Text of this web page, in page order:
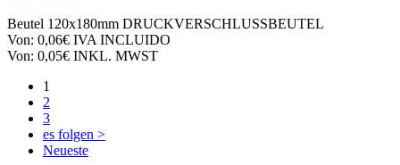
Beutel 120x180mm DRUCKVERSCHLUSSBEUTEL
Von: 0,06€ IVA INCLUIDO
Von: 0,05€ INKL. MWST
1
2
3
es folgen >
Neueste